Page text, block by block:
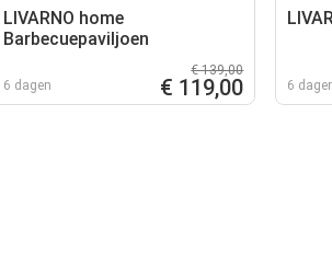
LIVARNO home
Barbecuepaviljoen
6 dagen
€ 139,00
€ 119,00 6